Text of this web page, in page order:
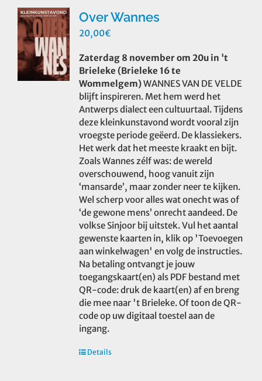
Over Wannes
20,00€
Zaterdag 8 november om 20u in 't
Brieleke (Brieleke 16 te
Wommelgem)WANNES VAN DE VELDE
blijft inspireren. Met hem werd het
Antwerps dialect een cultuurtaal. Tijdens
deze kleinkunstavond wordt vooral zijn
vroegste periode geëerd. De klassiekers.
Het werk dat het meeste kraakt en bijt.
Zoals Wannes zélf was: de wereld
overschouwend, hoog vanuit zijn
‘mansarde’, maar zonder neer te kijken.
Wel scherp voor alles wat onecht was of
‘de gewone mens’ onrecht aandeed. De
volkse Sinjoor bij uitstek. Vul het aantal
gewenste kaarten in, klik op 'Toevoegen
aan winkelwagen' en volg de instructies.
Na betaling ontvangt je jouw
toegangskaart(en) als PDF bestand met
QR-code: druk de kaart(en) af en breng
die mee naar 't Brieleke. Of toon de QR-
code op uw digitaal toestel aan de
ingang.
Details